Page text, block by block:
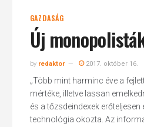
GAZDASÁG
Új
by redaktor 2017. október 16.
„Több mint harminc éve a
mértéke, illetve lassan
és a tőzsdeindexek
technológia okozta. Az